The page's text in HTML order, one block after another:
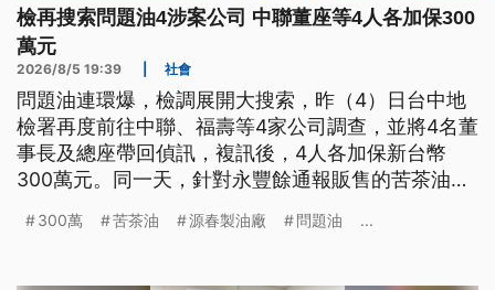
檢再搜索問題油4涉案公司 中聯董座等4人各加保300
萬元
2026/8/5 19:39 社會
問題油連環爆，檢調展開大搜索，昨（4）日台中地
檢署再度前往中聯、福壽等4家公司調查，並將4名董
事長及總座帶回偵訊，複訊後，4人各加保新台幣
300萬元。同一天，針對永豐餘通報販售的苦茶油苯
供應原料的「威加公司」，涉嫌以中國進口的苦茶籽
300萬 苦茶油 源春製油廠 問題油 ...